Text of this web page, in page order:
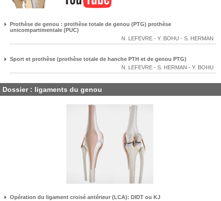
Prothèse de genou : prothèse totale de genou (PTG) prothèse
unicompartimentale (PUC)
N. LEFEVRE - Y. BOHU - S. HERMAN
Sport et prothèse (prothèse totale de hanche PTH et de genou PTG)
N. LEFEVRE - S. HERMAN - Y. BOHU
Dossier : ligaments du genou
Opération du ligament croisé antérieur (LCA): DIDT ou KJ